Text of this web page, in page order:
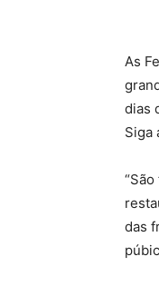
As
dias
Siga
das